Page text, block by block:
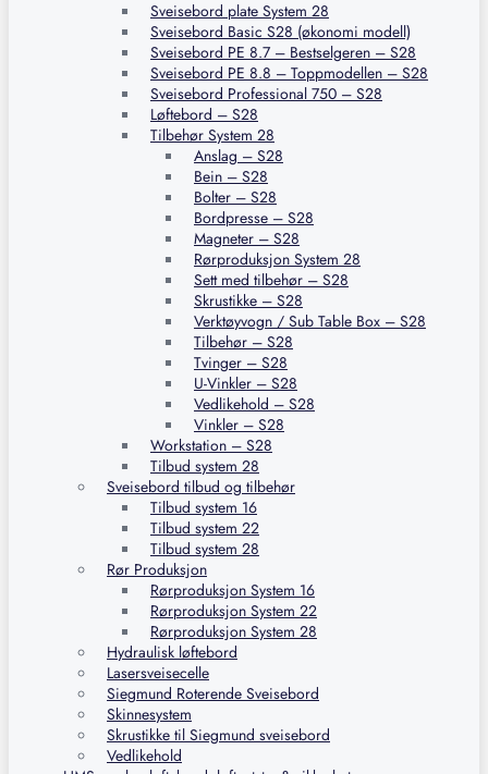
Sveisebord plate System 28
Sveisebord Basic S28 (økonomi modell)
Sveisebord PE 8.7 – Bestselgeren – S28
Sveisebord PE 8.8 – Toppmodellen – S28
Sveisebord Professional 750 – S28
Løftebord – S28
Tilbehør System 28
Anslag – S28
Bein – S28
Bolter – S28
Bordpresse – S28
Magneter – S28
Rørproduksjon System 28
Sett med tilbehør – S28
Skrustikke – S28
Verktøyvogn / Sub Table Box – S28
Tilbehør – S28
Tvinger – S28
U-Vinkler – S28
Vedlikehold – S28
Vinkler – S28
Workstation – S28
Tilbud system 28
Sveisebord tilbud og tilbehør
Tilbud system 16
Tilbud system 22
Tilbud system 28
Rør Produksjon
Rørproduksjon System 16
Rørproduksjon System 22
Rørproduksjon System 28
Hydraulisk løftebord
Lasersveisecelle
Siegmund Roterende Sveisebord
Skinnesystem
Skrustikke til Siegmund sveisebord
Vedlikehold